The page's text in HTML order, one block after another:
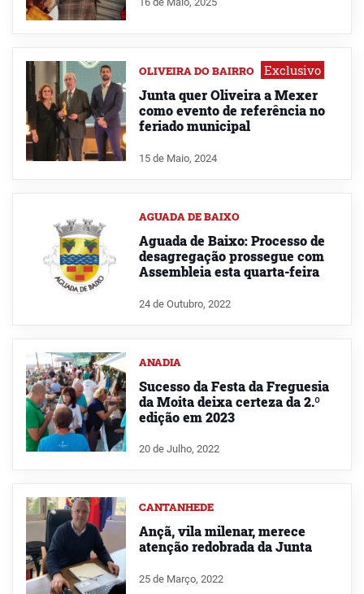
OLIVEIRA DO BAIRRO Exclusivo
Junta quer Oliveira a Mexer
como evento de referência no
feriado municipal
15 de Maio, 2024
AGUADA DE BAIXO
Aguada de Baixo: Processo de
desagregação prossegue com
Assembleia esta quarta-feira
24 de Outubro, 2022
ANADIA
Sucesso da Festa da Freguesia
da Moita deixa certeza da 2.º
edição em 2023
20 de Julho, 2022
CANTANHEDE
Ançã, vila milenar, merece
atenção redobrada da Junta
25 de Março, 2022